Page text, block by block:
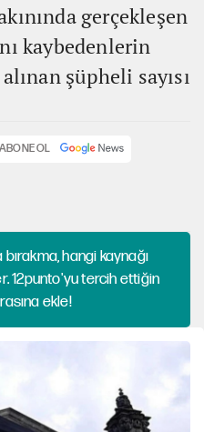
gerçekleşen
kaybedenlerin
şüpheli sayısı
ABONE OL
hangi kaynağı
12punto'yu tercih ettiğin
ekle!